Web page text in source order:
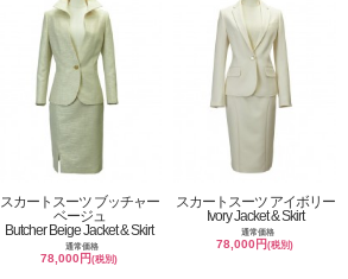
スカートスーツ ブッチャー
ベージュ
Butcher Beige Jacket & Skirt
通常価格
78,000円(税別)
スカートスーツ アイボリー
Ivory Jacket & Skirt
通常価格
78,000円(税別)